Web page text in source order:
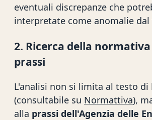
eventuali discrepanze che
interpretate come anomalie dal
2. Ricerca della
prassi
L'analisi non si limita al testo di
(consultabile su Normattiva),
alla prassi dell'Agenzia delle